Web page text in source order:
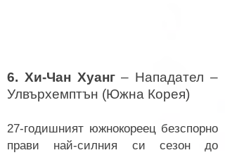
6. Хи-Чан Хуанг– Нападател –
Улвърхемптън (Южна Корея)
27-годишният южнокореец безспорно
прави най-силния си сезон до